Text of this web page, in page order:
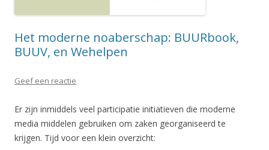
Het moderne noaberschap: BUURbook,
BUUV, en Wehelpen
Geef een reactie
Er zijn inmiddels veel participatie initiatieven die moderne
media middelen gebruiken om zaken georganiseerd te
krijgen. Tijd voor een klein overzicht: